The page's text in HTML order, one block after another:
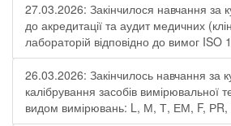
27.03.2026: Закінчилося навчання за
до акредитації та аудит медичних
лабораторій відповідно до вимог ISO
26.03.2026: Закінчилось навчання за
калібрування засобів вимірювальної
видом вимірювань: L, М, Т, ЕМ, F, РR,